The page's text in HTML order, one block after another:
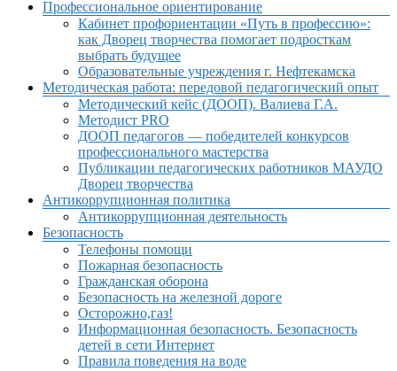
Профессиональное ориентирование
Кабинет профориентации «Путь в профессию»:
как Дворец творчества помогает подросткам
выбрать будущее
Образовательные учреждения г. Нефтекамска
Методическая работа: передовой педагогический опыт
Методический кейс (ДООП). Валиева Г.А.
Методист PRO
ДООП педагогов — победителей конкурсов
профессионального мастерства
Публикации педагогических работников МАУДО
Дворец творчества
Антикоррупционная политика
Антикоррупционная деятельность
Безопасность
Телефоны помощи
Пожарная безопасность
Гражданская оборона
Безопасность на железной дороге
Осторожно,газ!
Информационная безопасность. Безопасность
детей в сети Интернет
Правила поведения на воде